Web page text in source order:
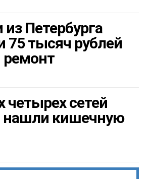
Петербурга
75 тысяч рублей
ремонт
четырех сетей
нашли кишечную